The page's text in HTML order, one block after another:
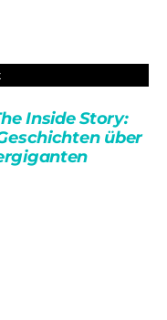
Inside Story:
über